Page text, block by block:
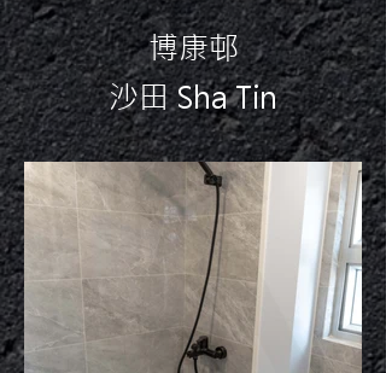
博康邨
沙田 Sha Tin